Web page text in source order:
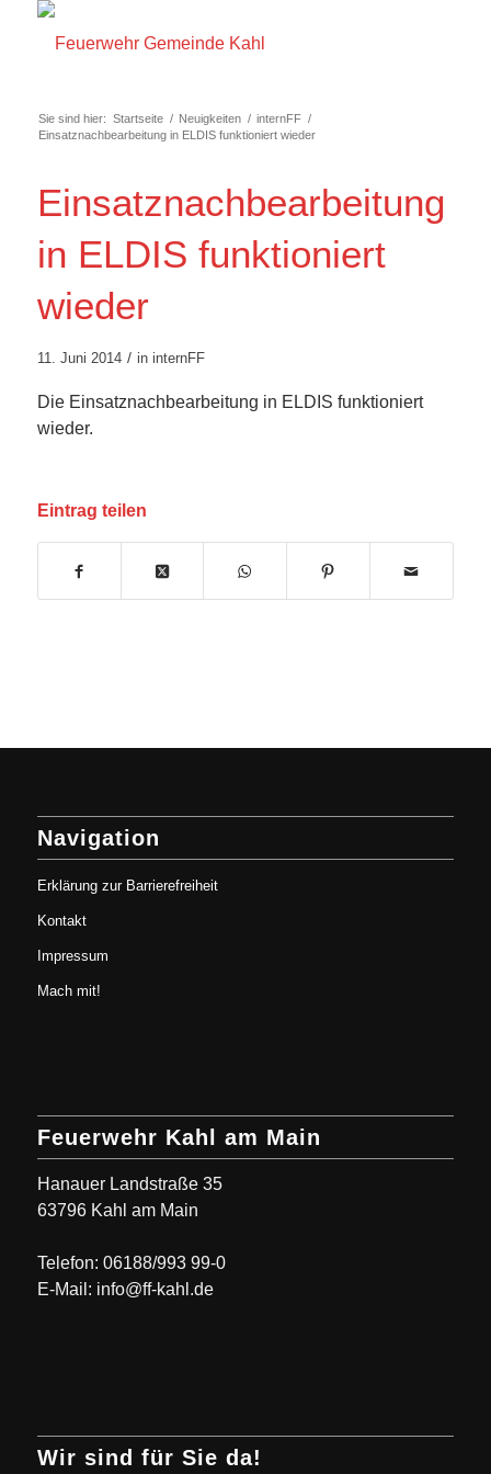
Sie sind hier: Startseite / Neuigkeiten / internFF /
Einsatznachbearbeitung in ELDIS funktioniert wieder
Einsatznachbearbeitung
in ELDIS funktioniert
wieder
11. Juni 2014 / in internFF
Die Einsatznachbearbeitung in ELDIS funktioniert
wieder.
Eintrag teilen
Navigation
Erklärung zur Barrierefreiheit
Kontakt
Impressum
Mach mit!
Feuerwehr Kahl am Main
Hanauer Landstraße 35
63796 Kahl am Main
Telefon: 06188/993 99-0
E-Mail: info@ff-kahl.de
Wir sind für Sie da!